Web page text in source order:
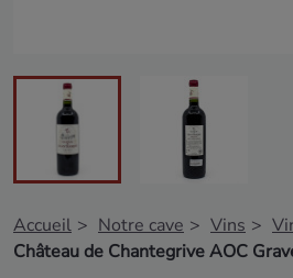
Accueil Notre cave Vins
Château de Chantegrive AOC